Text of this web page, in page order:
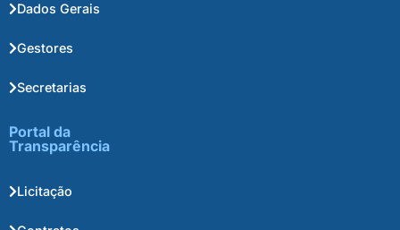
Dados Gerais
Gestores
Secretarias
Portal da
Transparência
Licitação